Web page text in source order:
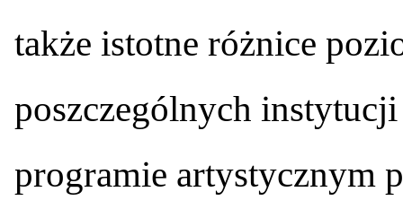
także istotne różnice
poszczególnych
programie artystycznym